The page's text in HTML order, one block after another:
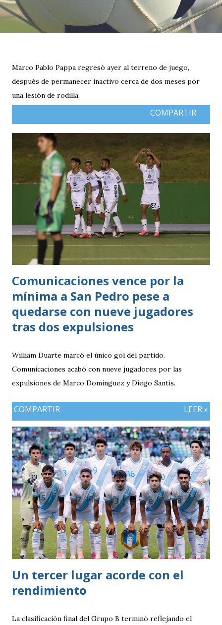
Marco Pablo Pappa regresó ayer al terreno de juego,
después de permanecer inactivo cerca de dos meses por
una lesión de rodilla.
COMPARTIR
Comunicaciones vence por la
mínima a San Pedro pese a
quedarse con nueve jugadores
tras dos expulsiones
William Duarte marcó el único gol del partido.
Comunicaciones acabó con nueve jugadores por las
expulsiones de Marco Domínguez y Diego Santis.
COMPARTIR LEER »
Un tercer lugar acorde con el
rendimiento
La clasificación final del Grupo B terminó reflejando el